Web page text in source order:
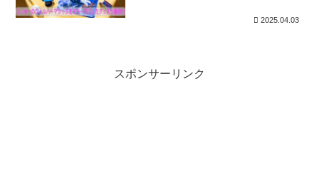
2025.04.03
スポンサーリンク